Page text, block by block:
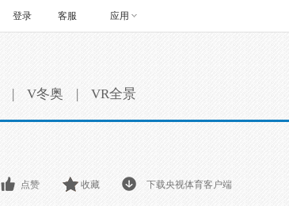
客服 应用
登录
| V冬奥 | VR全景
下载央视体育客户端
收藏
点赞